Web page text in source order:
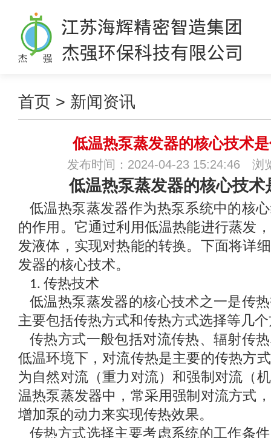
首页 > 新闻资讯
低温热泵蒸发器的核心技术
发布时间：2024-04-23 15:24:46 浏
低温热泵蒸发器的核心技术
低温热泵蒸发器作为热泵系统中的核
的作用。它通过利用低温热能进行蒸发
发液体，实现对热能的转换。下面将详
发器的核心技术。
1. 传热技术
低温热泵蒸发器的核心技术之一是传
主要包括传热方式和传热方式选择等几
传热方式一般包括对流传热、辐射传
低温环境下，对流传热是主要的传热方
为自然对流（重力对流）和强制对流（
温热泵蒸发器中，常采用强制对流方式
增加泵的动力来实现传热效果。
传热方式选择主要考虑系统的工作条